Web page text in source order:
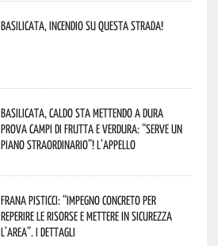
Basilicata, incendio su questa strada!
Basilicata, caldo sta mettendo a dura
prova campi di frutta e verdura: “Serve un
piano straordinario”! L’appello
Frana Pisticci: “Impegno concreto per
reperire le risorse e mettere in sicurezza
l’area”. I dettagli